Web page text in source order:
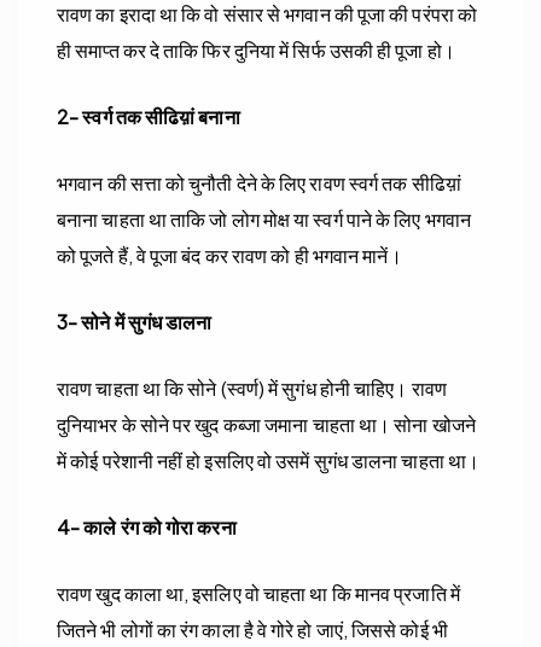
रावण का इरादा था कि वो संसार से भगवान की पूजा की परंपरा को
ही समाप्त कर दे ताकि फिर दुनिया में सिर्फ उसकी ही पूजा हो।
2- स्वर्ग तक सीढिय़ां बनाना
भगवान की सत्ता को चुनौती देने के लिए रावण स्वर्ग तक सीढिय़ां
बनाना चाहता था ताकि जो लोग मोक्ष या स्वर्ग पाने के लिए भगवान
को पूजते हैं, वे पूजा बंद कर रावण को ही भगवान मानें।
3- सोने में सुगंध डालना
रावण चाहता था कि सोने (स्वर्ण) में सुगंध होनी चाहिए। रावण
दुनियाभर के सोने पर खुद कब्जा जमाना चाहता था। सोना खोजने
में कोई परेशानी नहीं हो इसलिए वो उसमें सुगंध डालना चाहता था।
4- काले रंग को गोरा करना
रावण खुद काला था, इसलिए वो चाहता था कि मानव प्रजाति में
जितने भी लोगों का रंग काला है वे गोरे हो जाएं, जिससे कोई भी